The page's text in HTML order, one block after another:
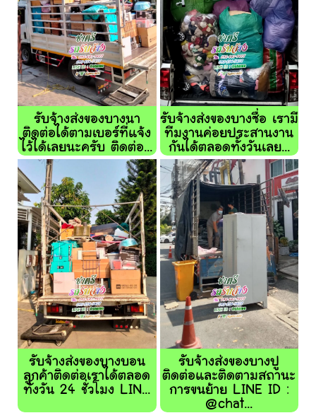
รับจ้างส่งของบางนา
ติดต่อได้ตามเบอร์ที่แจ้ง
ไว้ได้เลยนะครับ ติดต่อ...
รับจ้างส่งของบางซื่อ เรามี
ทีมงานค่อยประสานงาน
กันได้ตลอดทั้งวันเลย...
รับจ้างส่งของบางบอน
ลูกค้าติดต่อเราได้ตลอด
ทั้งวัน 24 ชั่วโมง LIN...
รับจ้างส่งของบางปู
ติดต่อและติดตามสถานะ
การขนย้าย LINE ID :
@chat...